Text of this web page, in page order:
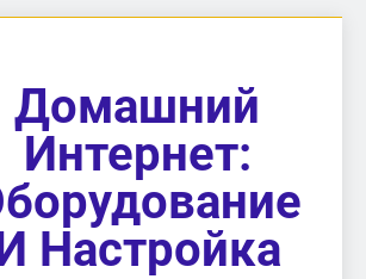
Домашний
Интернет:
Настройка